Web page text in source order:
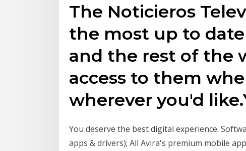
The Noticieros
the most up to
and the rest of the
access to them
wherever you'd
You deserve the best digital experience.
apps & drivers); All Avira's premium mobile